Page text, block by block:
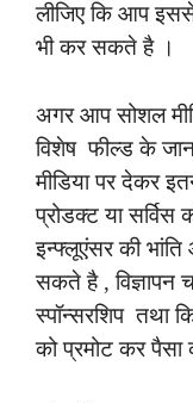
लीजिए कि आप
भी कर सकते है ।
अगर आप सोशल
विशेष फील्ड के
मीडिया पर देकर
प्रोडक्ट या
इन्फ्लूएंसर की
सकते है , विज्ञापन
स्पॉन्सरशिप तथा
को प्रमोट कर